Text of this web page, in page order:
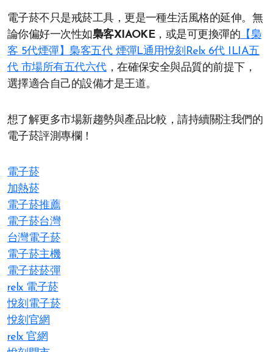
電子菸不只是戒菸工具，更是一種生活風格的延伸。無
論你偏好一次性如梟客XIAOKE，或是可更換彈的 【梟
客 5代煙彈】梟客五代 煙彈L通用悅刻Relx 6代 ILIA五
代 市場所有五代六代，在確保安全與品質的前提下，
選擇適合自己的設備才是王道。
想了解更多市場新趨勢與產品比較，請持續關注我們的
電子菸評測專欄！
電子菸
加熱菸
電子菸推薦
電子菸台灣
台灣電子菸
電子菸主機
電子菸菸彈
relx 電子菸
悅刻電子菸
悅刻官網
relx 官網